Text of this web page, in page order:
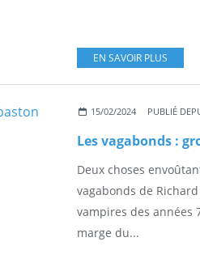
EN SAVOIR PLUS
15/02/2024 PUBLIÉ
Deux choses
vagabonds de Richard
vampires des années
marge du...